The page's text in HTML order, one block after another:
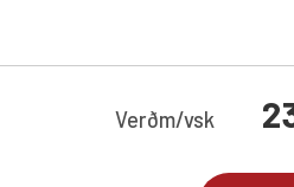
Verðm/vsk